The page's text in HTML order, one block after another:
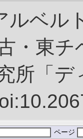
ルベル
・東チ
所「
ページ